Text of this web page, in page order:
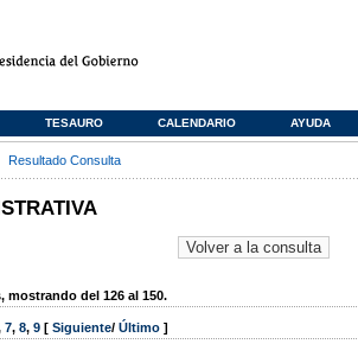
TESAURO CALENDARIO AYUDA
Resultado Consulta
del 126 al 150.
7, 8, 9 [ Siguiente/ Último ]